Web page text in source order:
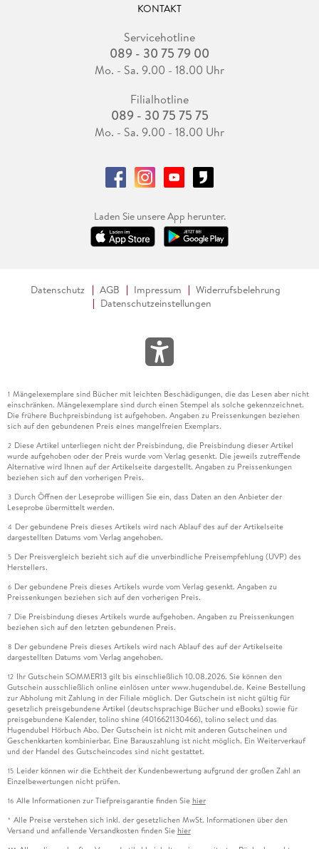
KONTAKT
Servicehotline
089 - 30 75 79 00
Mo. - Sa. 9.00 - 18.00 Uhr
Filialhotline
089 - 30 75 75 75
Mo. - Sa. 9.00 - 18.00 Uhr
Laden Sie unsere App herunter.
Datenschutz AGB Impressum
Widerrufsbelehrung
Datenschutzeinstellungen
1 Mängelexemplare sind Bücher mit leichten Beschädigungen, die das Lesen aber nicht
einschränken. Mängelexemplare sind durch einen Stempel als solche gekennzeichnet.
Die frühere Buchpreisbindung ist aufgehoben. Angaben zu Preissenkungen beziehen
sich auf den gebundenen Preis eines mangelfreien Exemplars.
2 Diese Artikel unterliegen nicht der Preisbindung, die Preisbindung dieser Artikel
wurde aufgehoben oder der Preis wurde vom Verlag gesenkt. Die jeweils zutreffende
Alternative wird Ihnen auf der Artikelseite dargestellt. Angaben zu Preissenkungen
beziehen sich auf den vorherigen Preis.
3 Durch Öffnen der Leseprobe willigen Sie ein, dass Daten an den Anbieter der
Leseprobe übermittelt werden.
4 Der gebundene Preis dieses Artikels wird nach Ablauf des auf der Artikelseite
dargestellten Datums vom Verlag angehoben.
5 Der Preisvergleich bezieht sich auf die unverbindliche Preisempfehlung (UVP) des
Herstellers.
6 Der gebundene Preis dieses Artikels wurde vom Verlag gesenkt. Angaben zu
Preissenkungen beziehen sich auf den vorherigen Preis.
7 Die Preisbindung dieses Artikels wurde aufgehoben. Angaben zu Preissenkungen
beziehen sich auf den letzten gebundenen Preis.
8 Der gebundene Preis dieses Artikels wird nach Ablauf des auf der Artikelseite
dargestellten Datums vom Verlag angehoben.
12 Ihr Gutschein SOMMER13 gilt bis einschließlich 10.08.2026. Sie können den
Gutschein ausschließlich online einlösen unter www.hugendubel.de. Keine Bestellung
zur Abholung mit Zahlung in der Filiale möglich. Der Gutschein ist nicht gültig für
gesetzlich preisgebundene Artikel (deutschsprachige Bücher und eBooks) sowie für
preisgebundene Kalender, tolino shine (4016621130466), tolino select und das
Hugendubel Hörbuch Abo. Der Gutschein ist nicht mit anderen Gutscheinen und
Geschenkkarten kombinierbar. Eine Barauszahlung ist nicht möglich. Ein Weiterverkauf
und der Handel des Gutscheincodes sind nicht gestattet.
15 Leider können wir die Echtheit der Kundenbewertung aufgrund der großen Zahl an
Einzelbewertungen nicht prüfen.
16 Alle Informationen zur Tiefpreisgarantie finden Sie hier
* Alle Preise verstehen sich inkl. der gesetzlichen MwSt. Informationen über den
Versand und anfallende Versandkosten finden Sie hier